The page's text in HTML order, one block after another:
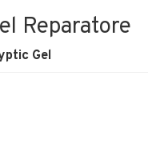
Reparatore
Gel